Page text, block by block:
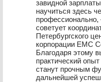
завидной
научиться здесь
профессионально,
советует
Петербургского
корпорации EMC
Благодаря этому
практический
станут прочным
дальнейшей